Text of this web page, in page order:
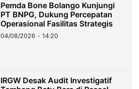
Pemda Bone Bolango Kunjungi
PT BNPG, Dukung Percepatan
Operasional Fasilitas Strategis
04/08/2026 - 14:20
IRGW Desak Audit Investigatif